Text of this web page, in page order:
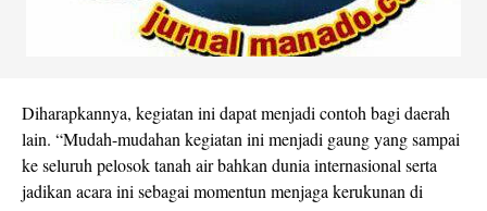
Diharapkannya, kegiatan ini dapat menjadi contoh bagi daerah
lain. “Mudah-mudahan kegiatan ini menjadi gaung yang sampai
ke seluruh pelosok tanah air bahkan dunia internasional serta
jadikan acara ini sebagai momentun menjaga kerukunan di